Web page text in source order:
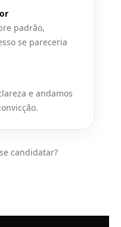
padrão,
se pareceria
e andamos
candidatar?